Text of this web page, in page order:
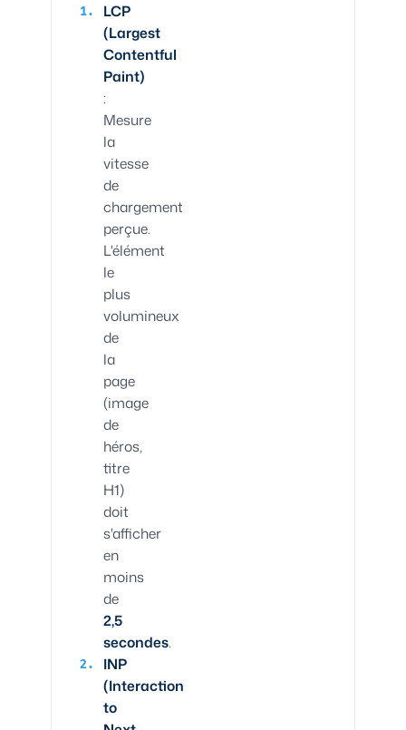
LCP
(Largest
Contentful
Paint)
:
Mesure
la
vitesse
de
chargement
perçue.
L'élément
le
plus
volumineux
de
la
page
(image
de
héros,
titre
H1)
doit
s'afficher
en
moins
de
2,5
secondes.
INP
(Interaction
to